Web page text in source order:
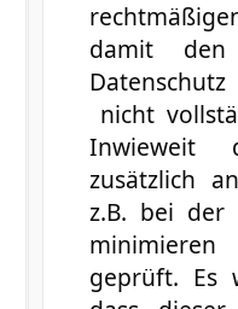
damit
nicht
Inwieweit
zusätzlich
z.B. bei der
geprüft. Es